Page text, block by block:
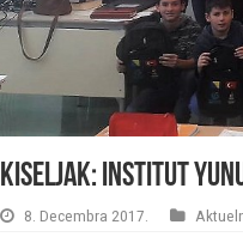
Kiseljak: Institut
8. Decembra 2017.